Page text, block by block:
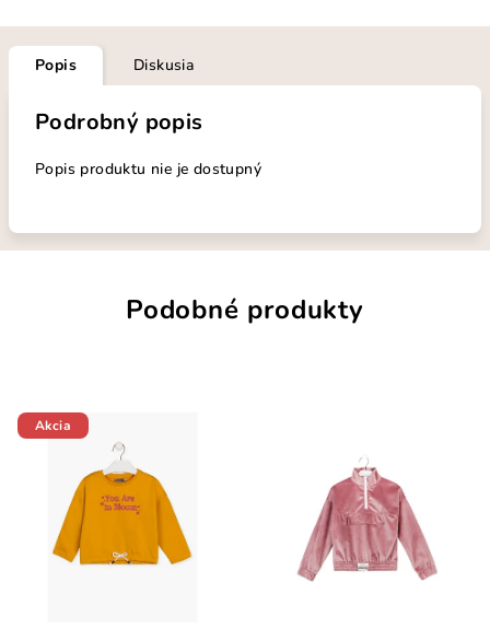
Popis Diskusia
Podrobný popis
Popis produktu nie je dostupný
Podobné produkty
Akcia